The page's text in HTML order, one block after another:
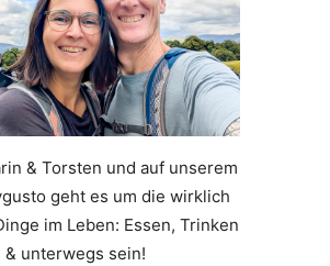
& Torsten und auf unserem
geht es um die wirklich
im Leben: Essen, Trinken
& unterwegs sein!